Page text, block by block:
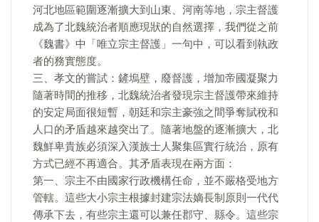
河北地區範圍逐漸擴大到山東、河南等地，宗主督護
成為了北魏統治者順應現狀的自然選擇，我們從之前
《魏書》中「唯立宗主督護」一句中，可以看到執政
者的務實態度。
三、孝文的嘗試：鏟塢壁，廢督護，增加帝國凝聚力
隨著時間的推移，北魏統治者發現宗主督護帶來維持
的安定局面很短暫，朝廷和宗主豪強之間爭奪賦稅和
人口的矛盾越來越突出了。隨著地盤的逐漸擴大，北
魏鮮卑貴族必須深入漢族士人聚集區實行統治，原有
方式已經不再適合。其矛盾表現在兩方面：
第一、宗主不由國家行政機構任命，並不嚴格受地方
管轄。這些大小宗主根據封建宗法嫡長制原則一代代
傳承下去，有些宗主還可以兼任郡守、縣令。這些宗